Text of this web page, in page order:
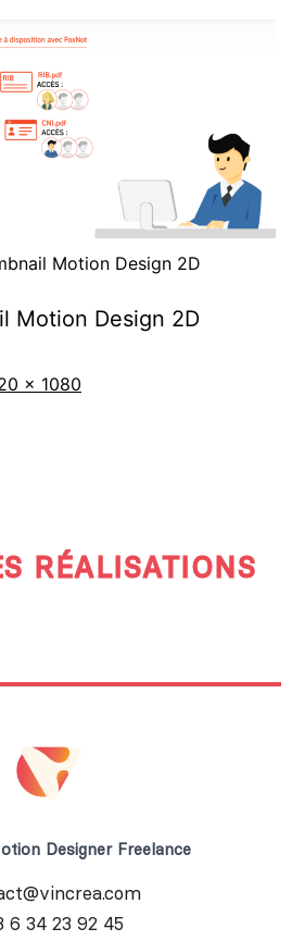
Motion Design 2D
Motion Design 2D
× 1080
RÉALISATIONS
Designer Freelance
6 34 23 92 45